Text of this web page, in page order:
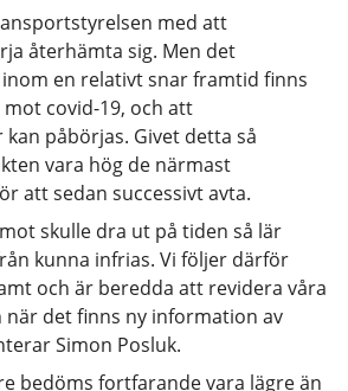
med att
återhämta sig. Men det
en relativt snar framtid finns
covid-19, och att
påbörjas. Givet detta så
vara hög de närmast
att sedan successivt avta.
skulle dra ut på tiden så lär
kunna infrias. Vi följer därför
och är beredda att revidera våra
det finns ny information av
Simon Posluk.
bedöms fortfarande vara lägre än